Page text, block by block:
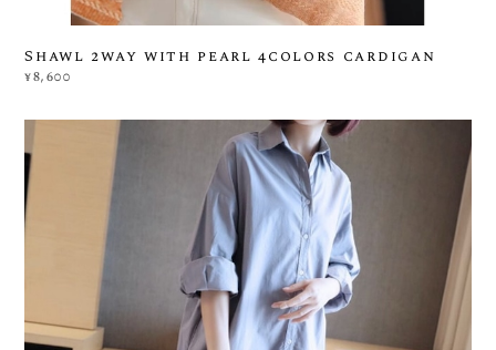
Shawl 2way with pearl 4colors cardigan
¥8,600